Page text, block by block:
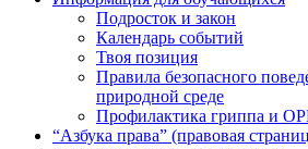
Подросток и закон
Календарь событий
Твоя позиция
Правила безопасного
природной среде
Профилактика гриппа и
“Азбука права” (правовая